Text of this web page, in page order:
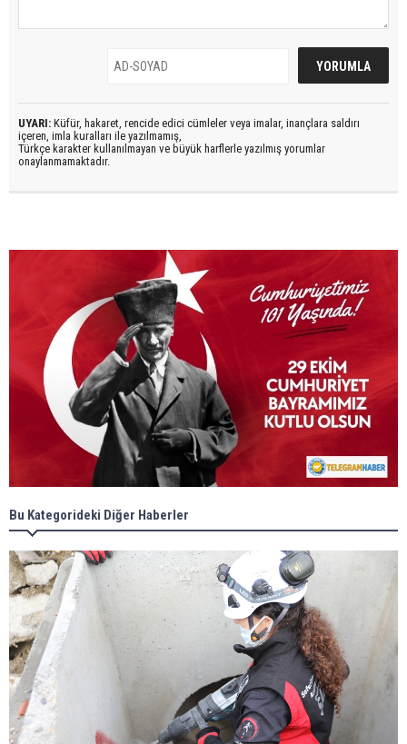
UYARI: Küfür, hakaret, rencide edici cümleler veya imalar, inançlara saldırı
içeren, imla kuralları ile yazılmamış,
Türkçe karakter kullanılmayan ve büyük harflerle yazılmış yorumlar
onaylanmamaktadır.
Bu Kategorideki Diğer Haberler